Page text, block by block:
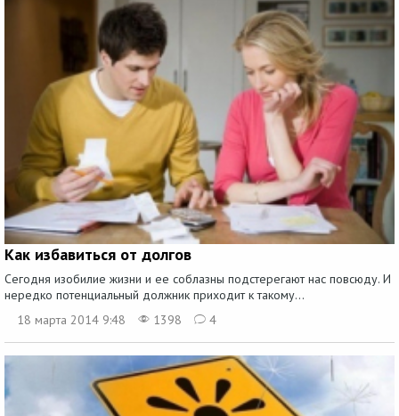
Как избавиться от долгов
Сегодня изобилие жизни и ее соблазны подстерегают нас повсюду. И
нередко потенциальный должник приходит к такому...
18 марта 2014 9:48
1398 4